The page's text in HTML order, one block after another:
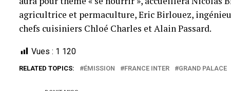
agricultrice et permaculture, Eric Birlouez,
chefs cuisiniers Chloé Charles et Alain Passard.
Vues : 1 120
RELATED TOPICS: ÉMISSION FRANCE INTER GRAND PALACE